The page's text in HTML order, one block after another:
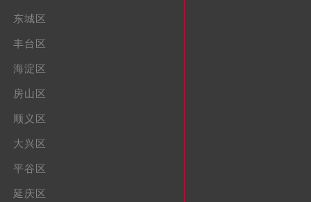
东城区
丰台区
海淀区
房山区
顺义区
大兴区
平谷区
延庆区